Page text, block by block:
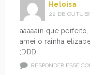
Heloisa
22 DE
aaaaain que
amei o rainha
;DDD
RESPONDER ESSE